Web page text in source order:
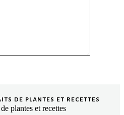
de plantes et recettes